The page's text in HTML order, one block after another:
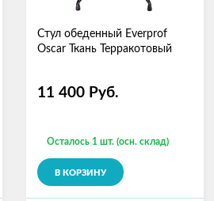
Стул обеденный Everprof
Oscar Ткань Терракотовый
11 400 Руб.
Осталось 1 шт. (осн. склад)
В КОРЗИНУ